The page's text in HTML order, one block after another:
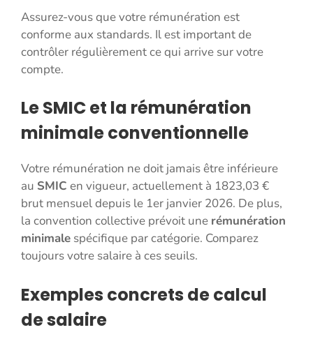
Assurez-vous que votre rémunération est
conforme aux standards. Il est important de
contrôler régulièrement ce qui arrive sur votre
compte.
Le SMIC et la rémunération
minimale conventionnelle
Votre rémunération ne doit jamais être inférieure
au SMIC en vigueur, actuellement à 1823,03 €
brut mensuel depuis le 1er janvier 2026. De plus,
la convention collective prévoit une rémunération
minimale spécifique par catégorie. Comparez
toujours votre salaire à ces seuils.
Exemples concrets de calcul
de salaire